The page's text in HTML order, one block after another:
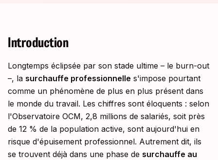
Introduction
Longtemps éclipsée par son stade ultime – le burn-out
–, la surchauffe professionnelle s'impose pourtant
comme un phénomène de plus en plus présent dans
le monde du travail. Les chiffres sont éloquents : selon
l'Observatoire OCM, 2,8 millions de salariés, soit près
de 12 % de la population active, sont aujourd'hui en
risque d'épuisement professionnel. Autrement dit, ils
se trouvent déjà dans une phase de surchauffe au